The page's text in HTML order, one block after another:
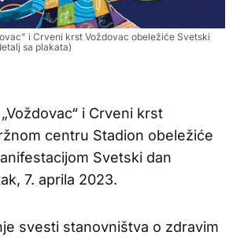
i Crveni krst Voždovac obeležiće Svetski
sa plakata)
i Crveni krst
centru Stadion obeležiće
Svetski dan
7. aprila 2023.
svesti stanovništva o zdravim